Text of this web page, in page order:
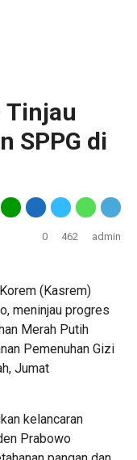
Tinjau
SPPG di
0 462 admin
(Kasrem)
meninjau progres
Merah Putih
Pemenuhan Gizi
Jumat
kelancaran
Prabowo